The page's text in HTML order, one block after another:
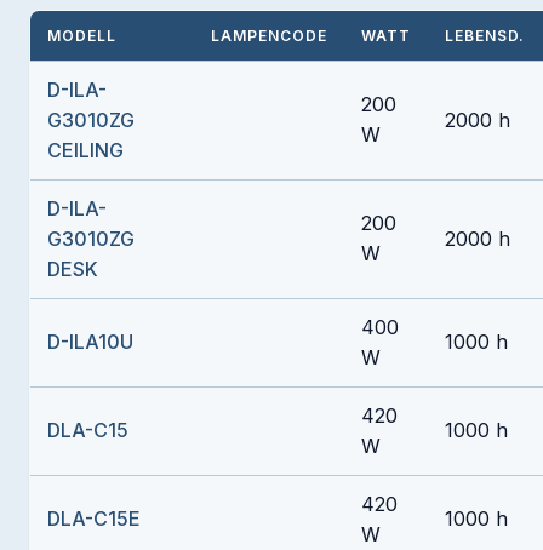
MODELL LAMPENCODE WATT LEBENSD.
D-ILA-
G3010ZG
CEILING
200
W
2000 h
D-ILA-
G3010ZG
DESK
200
W
2000 h
D-ILA10U
400
W
1000 h
DLA-C15
420
W
1000 h
DLA-C15E
420
W
1000 h